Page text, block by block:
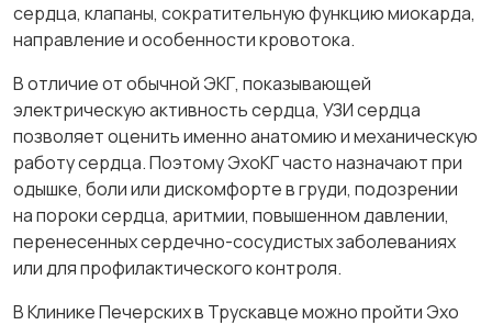
сердца, клапаны, сократительную функцию миокарда,
направление и особенности кровотока.
В отличие от обычной ЭКГ, показывающей
электрическую активность сердца, УЗИ сердца
позволяет оценить именно анатомию и механическую
работу сердца. Поэтому ЭхоКГ часто назначают при
одышке, боли или дискомфорте в груди, подозрении
на пороки сердца, аритмии, повышенном давлении,
перенесенных сердечно-сосудистых заболеваниях
или для профилактического контроля.
В Клинике Печерских в Трускавце можно пройти Эхо